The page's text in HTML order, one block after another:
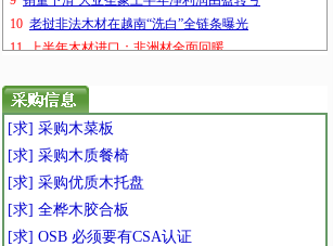
[求] 采购木菜板
[求] 采购木质餐椅
[求] 采购优质木托盘
[求] 全桦木胶合板
[求] OSB 必须要有CSA认证